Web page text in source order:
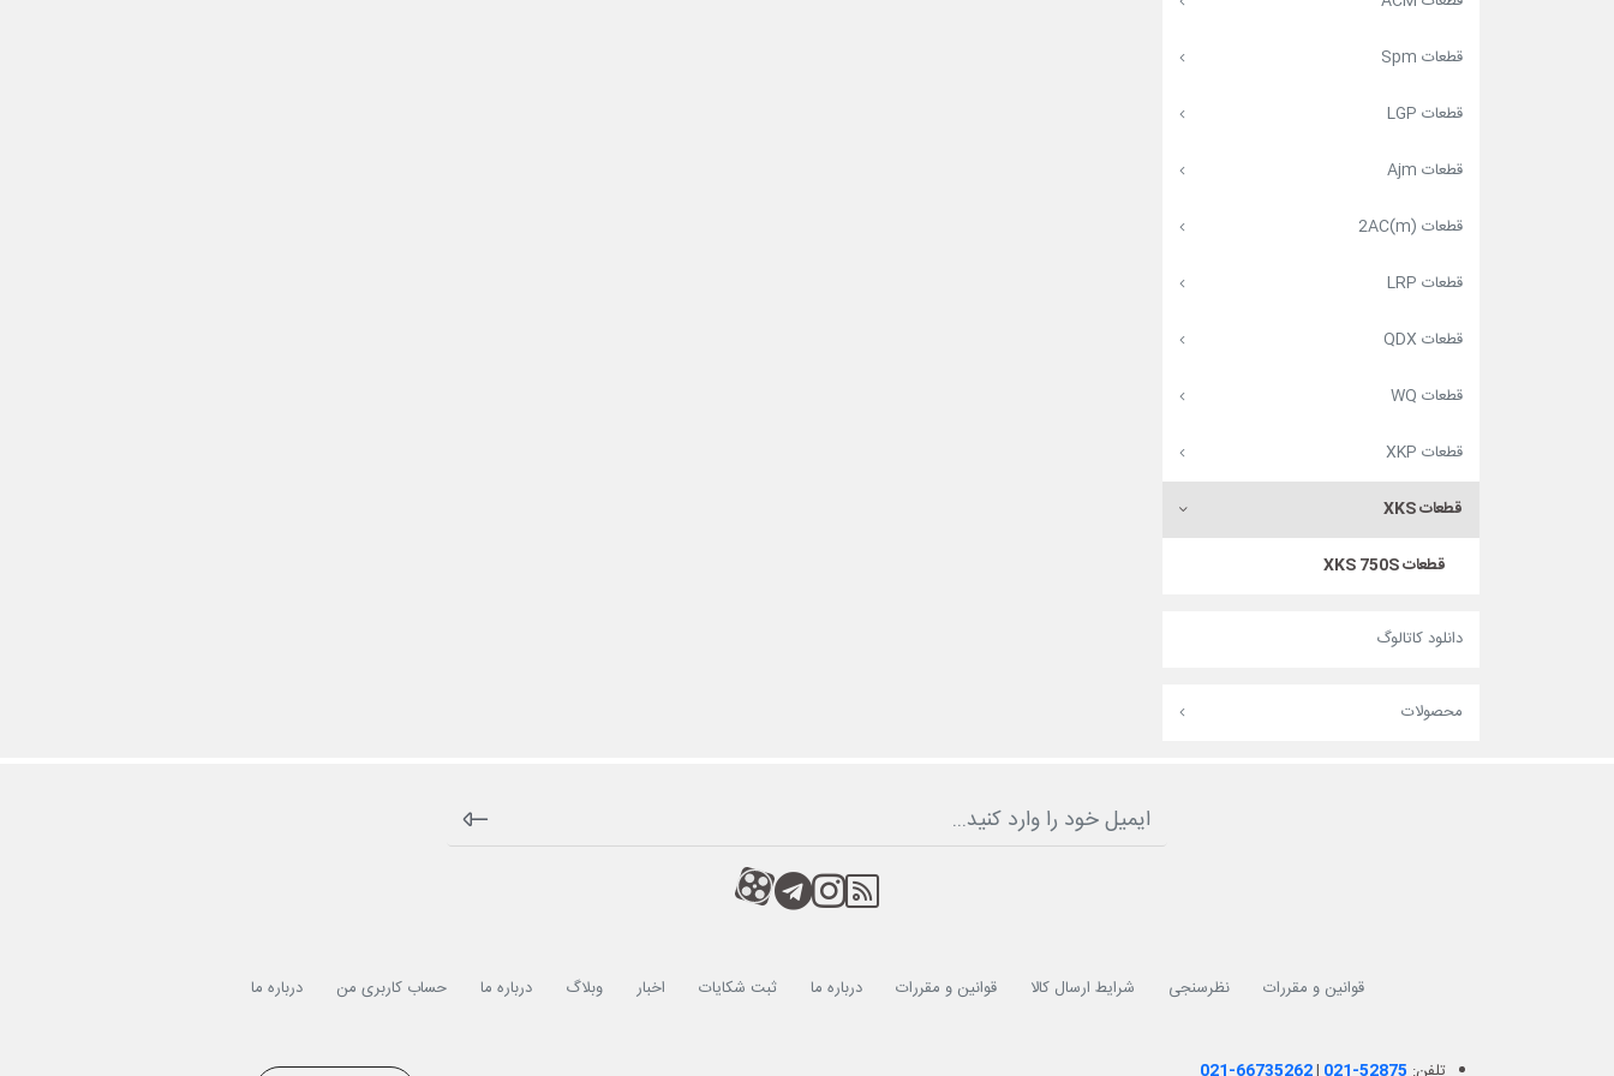
قطعات Spm
قطعات LGP
قطعات Ajm
قطعات (2AC(m
قطعات LRP
قطعات QDX
قطعات WQ
قطعات XKP
قطعات XKS
قطعات XKS 750S
دانلود کاتالوگ
محصولات
RSS
کانال آپارات
کانال تلگرام
کانال آپارات
قوانین و مقررات نظرسنجی شرایط ارسال کالا قوانین و مقررات درباره ما ثبت شکایات اخبار وبلاگ درباره ما حساب کاربری من درباره ما